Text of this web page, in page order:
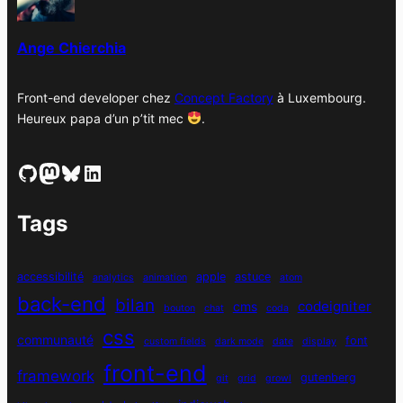
s
Ange Chierchia
Front-end developer chez Concept Factoryà Luxembourg.
Heureux papa d’un p’tit mec
.
GitHub Mastodon Bluesky LinkedIn
Tags
accessibilité analytics animation apple astuce atom
back-end bilan bouton chat cms coda codeigniter
communauté css custom fields dark mode date display font
framework front-end git grid growl gutenberg